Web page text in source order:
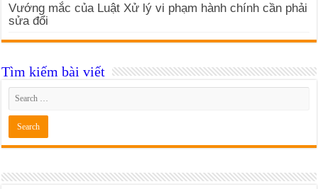
Vướng mắc của Luật Xử lý vi phạm hành chính cần phải
sửa đổi
Tìm kiếm bài viết